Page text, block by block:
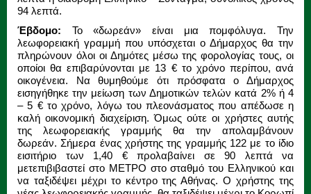
94 λεπτά.
Έβδομο: Το «δωρεάν» είναι μια πομφόλυγα. Την
λεωφορειακή γραμμή που υπόσχεται ο Δήμαρχος θα την
πληρώνουν όλοι οι Δημότες μέσω της φορολογίας τους, οι
οποίοι θα επιβαρύνονται με 13 € το χρόνο περίπου, ανά
οικογένεια. Να θυμηθούμε ότι πρόσφατα ο Δήμαρχος
εισηγήθηκε την μείωση των Δημοτικών τελών κατά 2% ή 4
– 5 € το χρόνο, λόγω του πλεονάσματος που απέδωσε η
καλή οικονομική διαχείριση. Όμως ούτε οι χρήστες αυτής
της λεωφορειακής γραμμής θα την απολαμβάνουν
δωρεάν. Σήμερα ένας χρήστης της γραμμής 122 με το ίδιο
εισιτήριο των 1,40 € προλαβαίνει σε 90 λεπτά να
μετεπιβιβαστεί στο ΜΕΤΡΟ στο σταθμό του Ελληνικού και
να ταξιδέψει μέχρι το κέντρο της Αθήνας. Ο χρήστης της